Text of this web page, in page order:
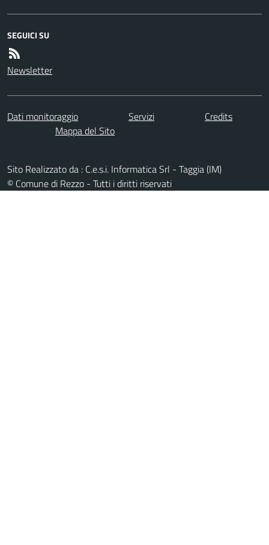
SEGUICI SU
Newsletter
Dati monitoraggio Servizi
Credits
Mappa del Sito
Sito Realizzato da : C.e.s.i. Informatica Srl - Taggia (IM)
© Comune di Rezzo - Tutti i diritti riservati